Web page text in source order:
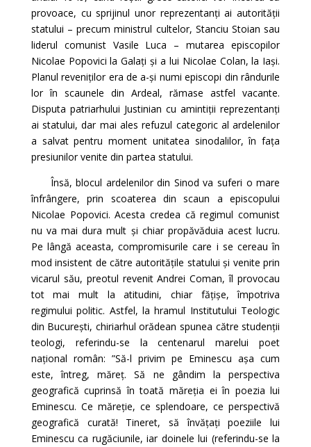
provoace, cu sprijinul unor reprezentanți ai autorității
statului – precum ministrul cultelor, Stanciu Stoian sau
liderul comunist Vasile Luca – mutarea episcopilor
Nicolae Popovici la Galați și a lui Nicolae Colan, la Iași.
Planul reveniților era de a-și numi episcopi din rândurile
lor în scaunele din Ardeal, rămase astfel vacante.
Disputa patriarhului Justinian cu amintiții reprezentanți
ai statului, dar mai ales refuzul categoric al ardelenilor
a salvat pentru moment unitatea sinodalilor, în fața
presiunilor venite din partea statului.
Însă, blocul ardelenilor din Sinod va suferi o mare
înfrângere, prin scoaterea din scaun a episcopului
Nicolae Popovici. Acesta credea că regimul comunist
nu va mai dura mult și chiar propăvăduia acest lucru.
Pe lângă aceasta, compromisurile care i se cereau în
mod insistent de către autoritățile statului și venite prin
vicarul său, preotul revenit Andrei Coman, îl provocau
tot mai mult la atitudini, chiar fățișe, împotriva
regimului politic. Astfel, la hramul Institutului Teologic
din București, chiriarhul orădean spunea către studenții
teologi, referindu-se la centenarul marelui poet
național român: ”Să-l privim pe Eminescu așa cum
este, întreg, măreț. Să ne gândim la perspectiva
geografică cuprinsă în toată măreția ei în poezia lui
Eminescu. Ce măreție, ce splendoare, ce perspectivă
geografică curată! Tineret, să învățați poeziile lui
Eminescu ca rugăciunile, iar doinele lui (referindu-se la